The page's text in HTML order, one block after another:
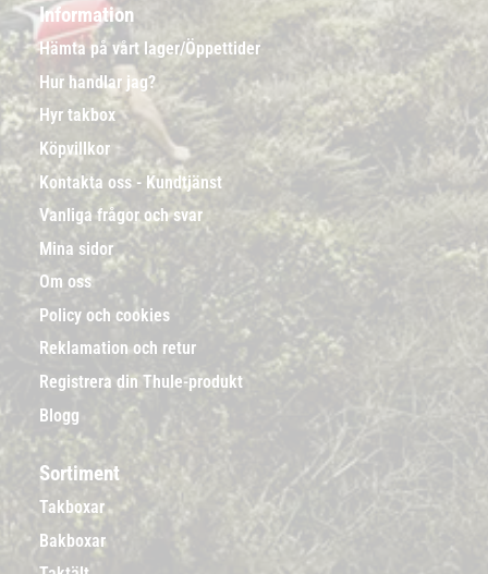
Information
Hämta på vårt lager/Öppettider
Hur handlar jag?
Hyr takbox
Köpvillkor
Kontakta oss - Kundtjänst
Vanliga frågor och svar
Mina sidor
Om oss
Policy och cookies
Reklamation och retur
Registrera din Thule-produkt
Blogg
Sortiment
Takboxar
Bakboxar